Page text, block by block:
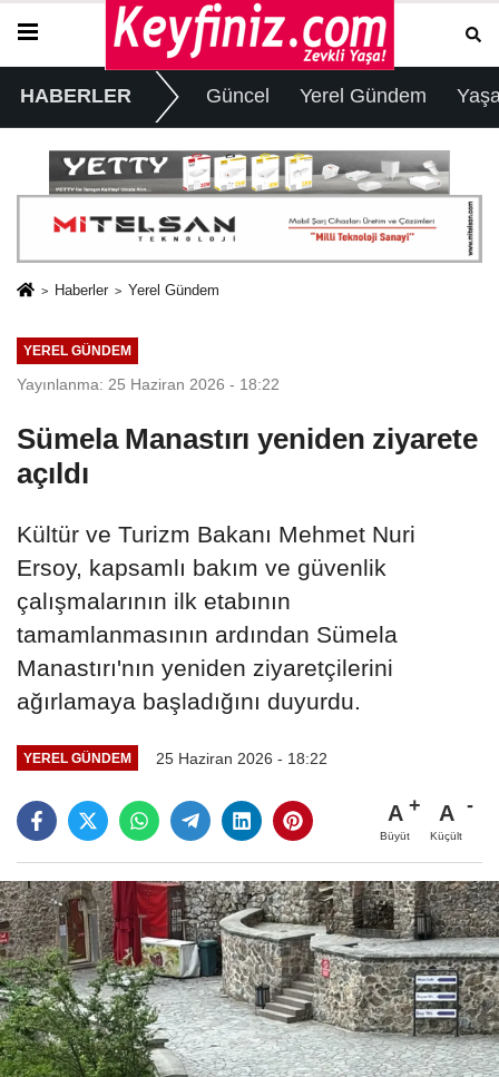
HABERLER Güncel Yerel Gündem
Haberler Yerel Gündem
YEREL GÜNDEM
Yayınlanma: 25 Haziran 2026 - 18:22
Sümela Manastırı yeniden ziyarete
açıldı
Kültür ve Turizm Bakanı Mehmet Nuri
Ersoy, kapsamlı bakım ve güvenlik
çalışmalarının ilk etabının
tamamlanmasının ardından Sümela
Manastırı'nın yeniden ziyaretçilerini
ağırlamaya başladığını duyurdu.
YEREL GÜNDEM 25 Haziran 2026 - 18:22
A
Büyüt
A
Küçült